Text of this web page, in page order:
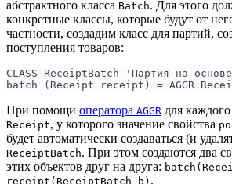
абстрактного класса Batch. Для этого
конкретные классы, которые будут от
частности, создадим класс для партий,
поступления товаров:
CLASS ReceiptBatch 'Партия на
batch (Receipt receipt) = AGGR
При помощи оператора AGGR для каждого
Receipt, у которого значение свойства
будет автоматически создаваться (и
ReceiptBatch. При этом создаются два
этих объектов друг на друга:
receipt(ReceiptBatch b) .